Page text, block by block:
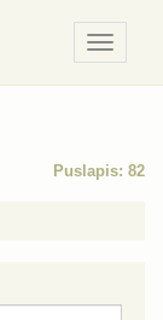
/
Meniu
Puslapis: 82